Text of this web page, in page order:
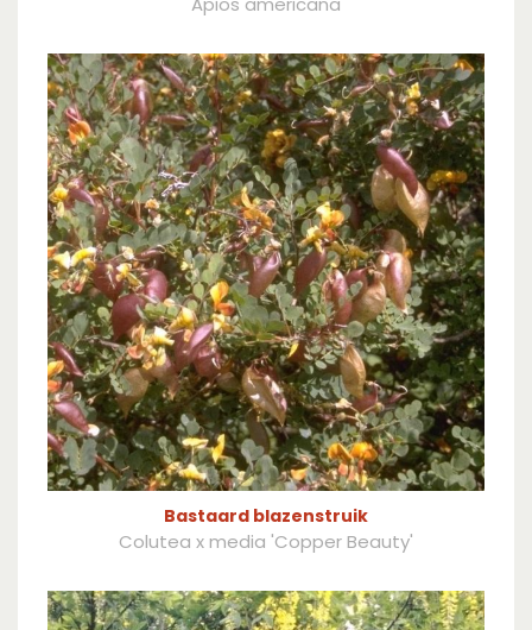
Bastaard blazenstruik
Colutea x media 'Copper Beauty'